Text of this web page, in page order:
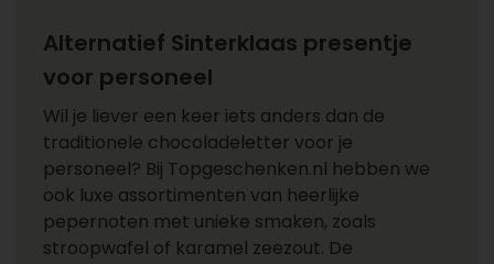
Alternatief Sinterklaas presentje
voor personeel
Wil je liever een keer iets anders dan de
traditionele chocoladeletter voor je
personeel? Bij Topgeschenken.nl hebben we
ook luxe assortimenten van heerlijke
pepernoten met unieke smaken, zoals
stroopwafel of karamel zeezout. De